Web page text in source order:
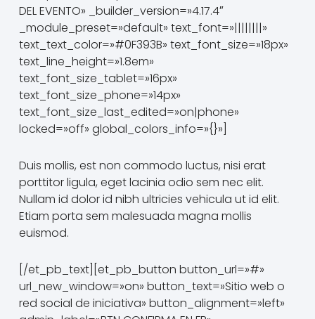
DEL EVENTO» _builder_version=»4.17.4″
_module_preset=»default» text_font=»||||||||»
text_text_color=»#0F393B» text_font_size=»18px»
text_line_height=»1.8em»
text_font_size_tablet=»16px»
text_font_size_phone=»14px»
text_font_size_last_edited=»on|phone»
locked=»off» global_colors_info=»{}»]
Duis mollis, est non commodo luctus, nisi erat
porttitor ligula, eget lacinia odio sem nec elit.
Nullam id dolor id nibh ultricies vehicula ut id elit.
Etiam porta sem malesuada magna mollis
euismod.
[/et_pb_text][et_pb_button button_url=»#»
url_new_window=»on» button_text=»Sitio web o
red social de iniciativa» button_alignment=»left»